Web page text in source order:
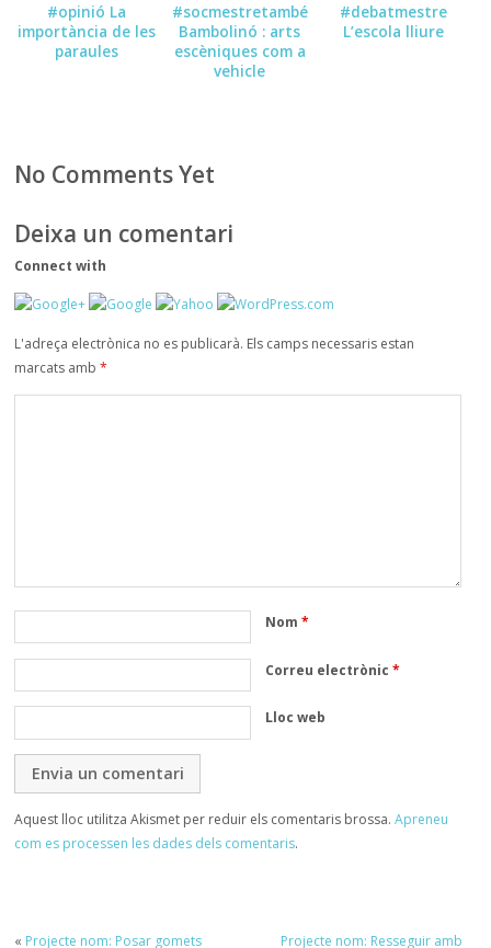
#opinió La
importància de les
paraules
#socmestretambé
Bambolinó : arts
escèniques com a
vehicle
#debatmestre
L’escola lliure
No Comments Yet
Deixa un comentari
Connect with
L'adreça electrònica no es publicarà. Els camps necessaris estan
marcats amb*
Nom*
Correu electrònic*
Lloc web
Aquest lloc utilitza Akismet per reduir els comentaris brossa.Apreneu
com es processen les dades dels comentaris.
« Projecte nom: Posar gomets
Projecte nom: Resseguir amb